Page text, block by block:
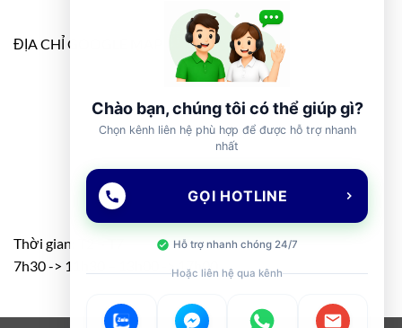
ĐỊA CHỈ GOOGLE MAP
Thời gian: T2 – T7
7h30 -> 11h30 – 13h00 -> 17h00
Chào bạn, chúng tôi có thể giúp gì?
Chọn kênh liên hệ phù hợp để được hỗ trợ nhanh
nhất
GỌI HOTLINE
Hỗ trợ nhanh chóng 24/7
Hoặc liên hệ qua kênh